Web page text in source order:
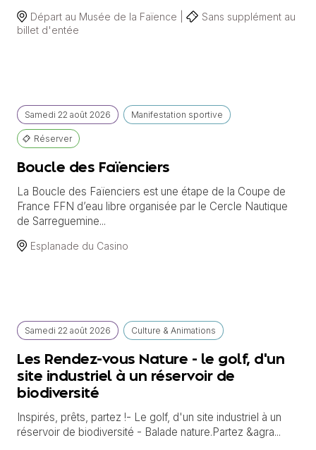
Départ au Musée de la Faïence |
Sans supplément au
billet d'entée
Samedi 22 août 2026 Manifestation sportive
Réserver
Boucle des Faïenciers
La Boucle des Faïenciers est une étape de la Coupe de
France FFN d’eau libre organisée par le Cercle Nautique
de Sarreguemine...
Esplanade du Casino
Samedi 22 août 2026 Culture & Animations
Les Rendez-vous Nature - le golf, d'un
site industriel à un réservoir de
biodiversité
Inspirés, prêts, partez !- Le golf, d'un site industriel à un
réservoir de biodiversité - Balade nature.Partez &agra...